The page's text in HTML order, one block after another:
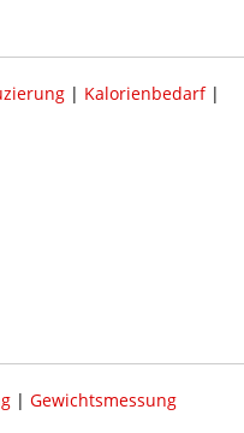
| Kalorienbedarf|
| Gewichtsmessung